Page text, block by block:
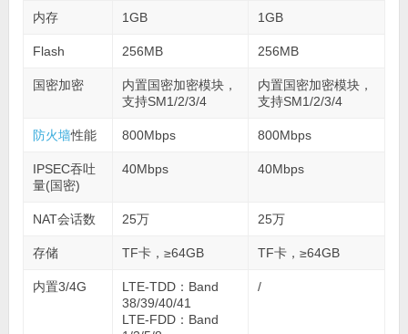
内存 1GB 1GB
Flash 256MB 256MB
国密加密
内置国密加密模块，
支持SM1/2/3/4
内置国密加密模块，
支持SM1/2/3/4
防火墙性能 800Mbps 800Mbps
IPSEC吞吐
量(国密)
40Mbps 40Mbps
NAT会话数 25万 25万
存储 TF卡，≥64GB TF卡，≥64GB
内置3/4G
LTE-TDD：Band
38/39/40/41
LTE-FDD：Band
/